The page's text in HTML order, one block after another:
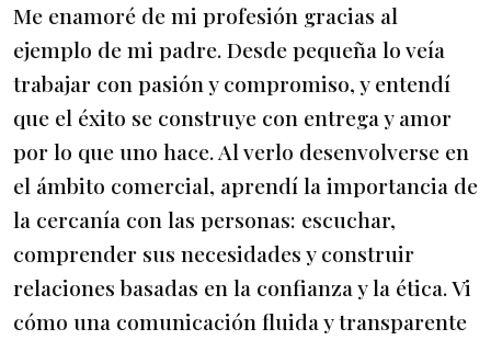
Me enamoré de mi profesión gracias al
ejemplo de mi padre. Desde pequeña lo veía
trabajar con pasión y compromiso, y entendí
que el éxito se construye con entrega y amor
por lo que uno hace. Al verlo desenvolverse en
el ámbito comercial, aprendí la importancia de
la cercanía con las personas: escuchar,
comprender sus necesidades y construir
relaciones basadas en la confianza y la ética. Vi
cómo una comunicación fluida y transparente